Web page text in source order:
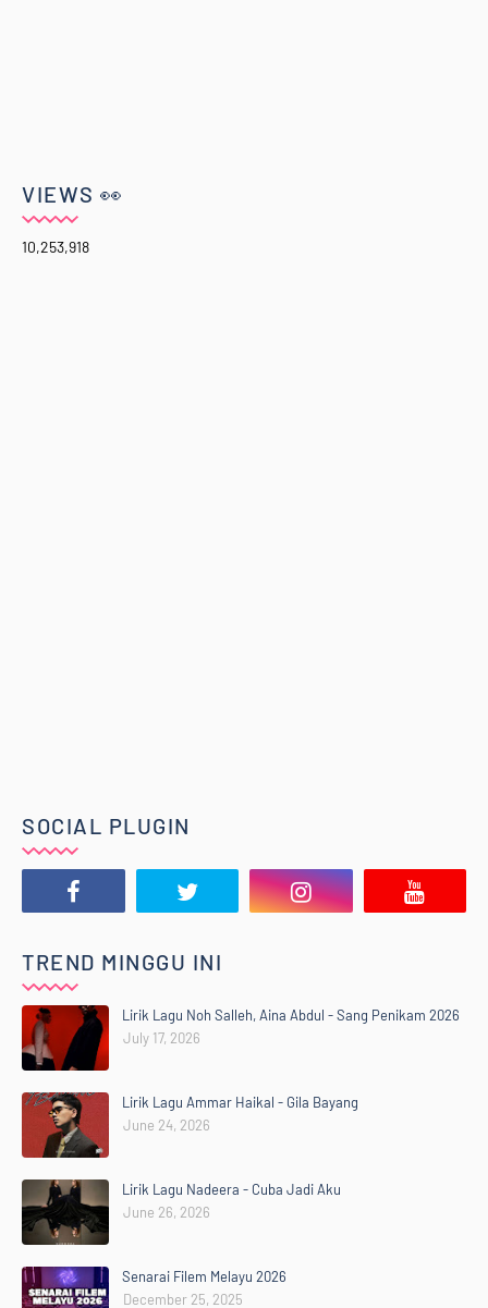
VIEWS 👀
10,253,918
SOCIAL PLUGIN
TREND MINGGU INI
Lirik Lagu Noh Salleh, Aina Abdul - Sang Penikam 2026
July 17, 2026
Lirik Lagu Ammar Haikal - Gila Bayang
June 24, 2026
Lirik Lagu Nadeera - Cuba Jadi Aku
June 26, 2026
Senarai Filem Melayu 2026
December 25, 2025